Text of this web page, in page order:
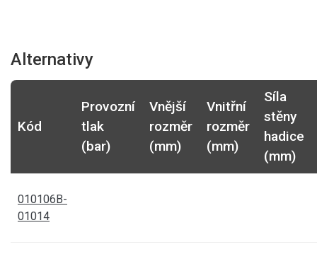
010106-04/07 004/007 Drinktec
010106-05/07 005/007
Alternativy
Kód
Provozní
tlak
(bar)
Vnější
rozměr
(mm)
Vnitřní
rozměr
(mm)
Síla
stěny
hadice
(mm)
010106B-
01014